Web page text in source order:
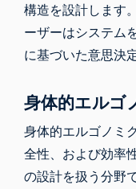
構造を設計します
ーザーはシステム
に基づいた意思決
身体的エルゴ
身体的エルゴノミ
全性、および効率
の設計を扱う分野